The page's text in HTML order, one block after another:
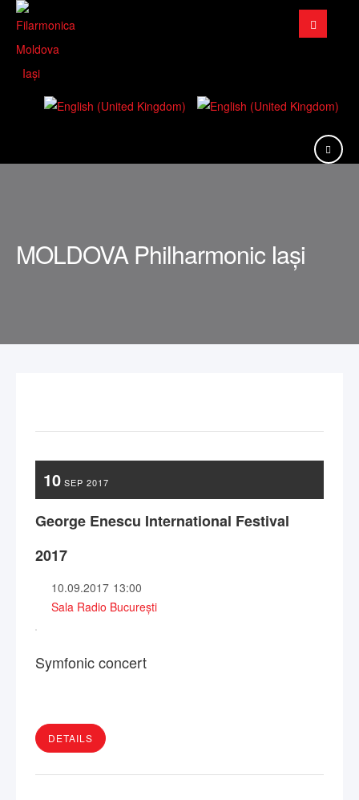
Search
...
MOLDOVA Philharmonic Iași
10 SEP 2017
George Enescu International Festival
2017
10.09.2017 13:00
Sala Radio București
Symfonic concert
DETAILS